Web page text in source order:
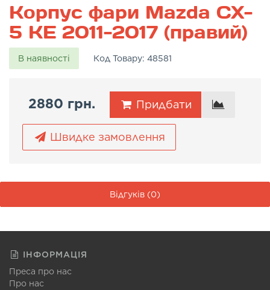
Корпус фари Mazda CX-
5 KE 2011-2017 (правий)
В наявності Код Товару: 48581
2880 грн. Придбати
Швидке замовлення
Відгуків (0)
ІНФОРМАЦІЯ
Преса про нас
Про нас